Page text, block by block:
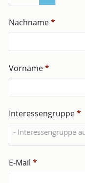
Nachname*
Vorname*
Interessengruppe*
- Interessengruppe
Interessengruppe
E-Mail *